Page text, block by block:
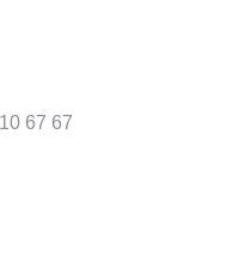
67 67